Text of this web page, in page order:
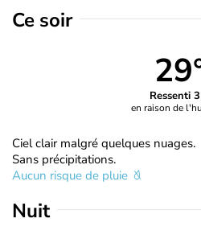
Ce soir
Ressenti
en raison de
Ciel clair malgré quelques nuages.
Sans précipitations.
Aucun risque de pluie
Nuit